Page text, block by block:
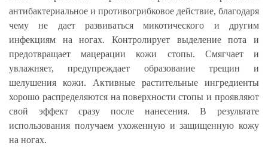
антибактериальное и противогрибковое действие, благодаря
чему не дает развиваться микотического и другим
инфекциям на ногах. Контролирует выделение пота и
предотвращает мацерации кожи стопы. Смягчает и
увлажняет, предупреждает образование трещин и
шелушения кожи. Активные растительные ингредиенты
хорошо распределяются на поверхности стопы и проявляют
свой эффект сразу после нанесения. В результате
использования получаем ухоженную и защищенную кожу
на ногах.